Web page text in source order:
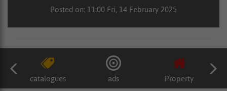
Posted on: 11:00 Fri, 14 February 2025
catalogues ads Property